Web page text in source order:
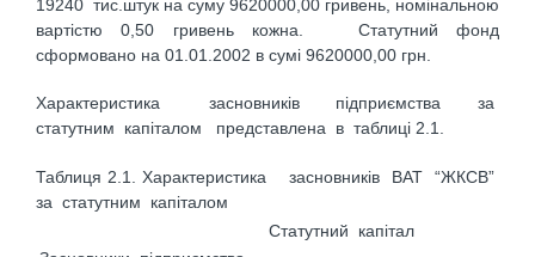
19240 тис.штук на суму 9620000,00 гривень, номінальною
вартістю 0,50 гривень кожна. Статутний фонд
сформовано на 01.01.2002 в сумі 9620000,00 грн.
Характеристика засновників підприємства за
статутним капіталом представлена в таблиці 2.1.
Таблиця 2.1. Характеристика засновників ВАТ “ЖКСВ”
за статутним капіталом
Статутний капітал